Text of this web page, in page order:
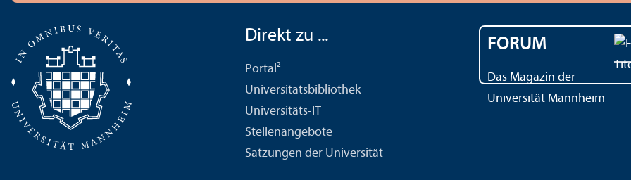
Direkt zu ...
Portal²
Universitäts­bibliothek
Universitäts-IT
Stellenangebote
Satzungen der Universität
FORUM
Das Magazin der
Universität Mannheim